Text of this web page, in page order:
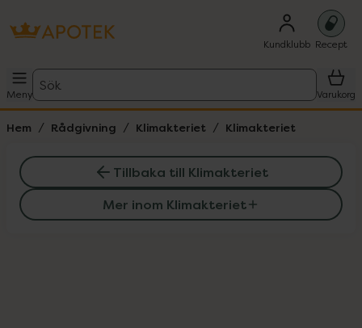
Kundklubb Recept
Meny
Sök
Varukorg
Hem Rådgivning Klimakteriet Klimakteriet
Tillbaka till Klimakteriet
Mer inom Klimakteriet